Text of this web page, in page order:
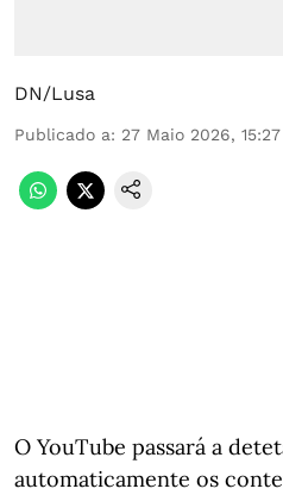
DN/Lusa
Publicado a: 27 Maio 2026, 15:27
O YouTube passará a
automaticamente os